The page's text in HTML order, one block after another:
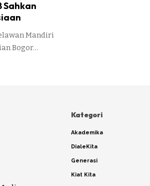
Sahkan
Mandiri
Bogor…
Kategori
Akademika
DialeKita
Generasi
Kiat Kita